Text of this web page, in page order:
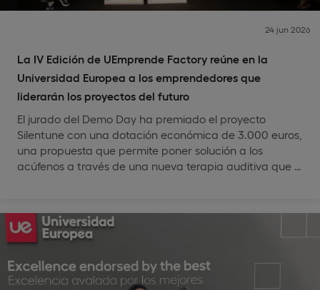
La IV Edición de UEmprende Factory reúne en la
Universidad Europea a los emprendedores que
liderarán los proyectos del futuro
24 jun 2026
El jurado del Demo Day ha premiado el proyecto
Silentune con una dotación económica de 3.000 euros,
una propuesta que permite poner solución a los
acúfenos a través de una nueva terapia auditiva que …